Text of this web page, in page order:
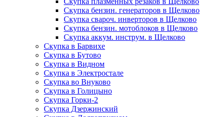
Скупка бензин. генераторов в Щелково
Скупка свароч. инверторов в Щелково
Скупка бензин. мотоблоков в Щелково
Скупка аккум. инструм. в Щелково
Скупка в Барвихе
Скупка в Бутово
Скупка в Видном
Скупка в Электростале
Скупка во Внуково
Скупка в Голицыно
Скупка Горки-2
Скупка Дзержинский